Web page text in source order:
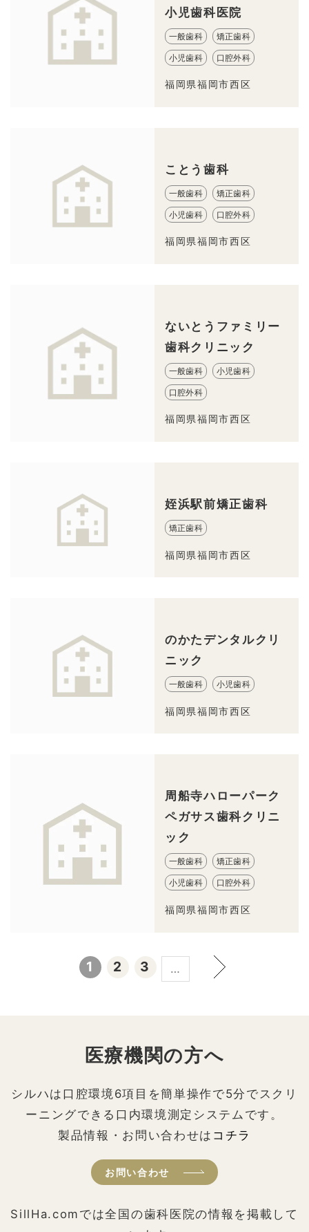
小児歯科医院
一般歯科 矯正歯科
小児歯科 口腔外科
福岡県福岡市西区
ことう歯科
一般歯科 矯正歯科
小児歯科 口腔外科
福岡県福岡市西区
ないとうファミリー
歯科クリニック
一般歯科 小児歯科
口腔外科
福岡県福岡市西区
姪浜駅前矯正歯科
矯正歯科
福岡県福岡市西区
のかたデンタルクリ
ニック
一般歯科 小児歯科
福岡県福岡市西区
周船寺ハローパーク
ペガサス歯科クリニ
ック
一般歯科 矯正歯科
小児歯科 口腔外科
福岡県福岡市西区
1 2 3 …
医療機関の方へ
シルハは口腔環境6項目を簡単操作で5分でスクリ
ーニングできる口内環境測定システムです。
製品情報・お問い合わせは コチラ
お問い合わせ
SillHa.comでは全国の歯科医院の情報を掲載して